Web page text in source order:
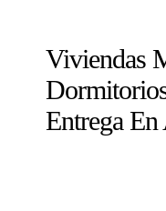
Viviendas
Entrega